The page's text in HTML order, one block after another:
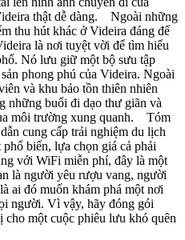
thật dễ dàng. Ngoài những
thu hút khác ở Videira đáng để
là nơi tuyệt vời để tìm hiểu
Nó lưu giữ một bộ sưu tập
phong phú của Videira. Ngoài
và khu bảo tồn thiên nhiên
những buổi đi dạo thư giãn và
môi trường xung quanh. Tóm
cung cấp trải nghiệm du lịch
biến, lựa chọn giá cả phải
với WiFi miễn phí, đây là một
là người yêu rượu vang, người
ai đó muốn khám phá một nơi
người. Vì vậy, hãy đóng gói
cho một cuộc phiêu lưu khó quên